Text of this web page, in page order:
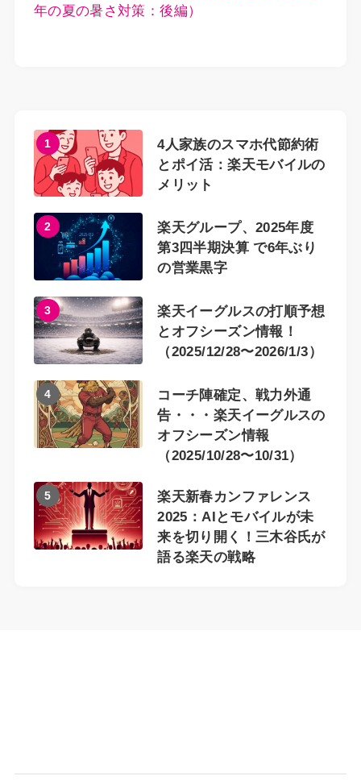
年の夏の暑さ対策：後編）
1
4人家族のスマホ代節約術
とポイ活：楽天モバイルの
メリット
2
楽天グループ、2025年度
第3四半期決算 で6年ぶり
の営業黒字
3
楽天イーグルスの打順予想
とオフシーズン情報！
（2025/12/28〜2026/1/3）
4
コーチ陣確定、戦力外通
告・・・楽天イーグルスの
オフシーズン情報
（2025/10/28〜10/31）
5
楽天新春カンファレンス
2025：AIとモバイルが未
来を切り開く！三木谷氏が
語る楽天の戦略